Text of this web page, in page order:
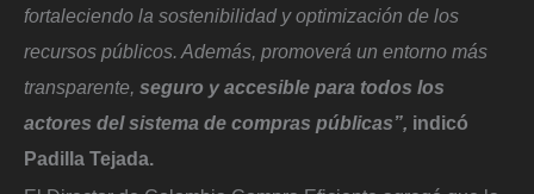
fortaleciendo la sostenibilidad y optimización de los
recursos públicos. Además, promoverá un entorno más
transparente, seguro y accesible para todos los
actores del sistema de compras públicas”, indicó
Padilla Tejada.